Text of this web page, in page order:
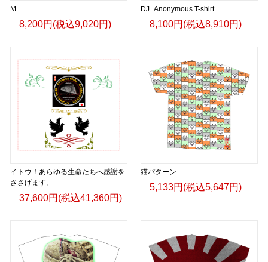
M
8,200円(税込9,020円)
DJ_Anonymous T-shirt
8,100円(税込8,910円)
イトウ！あらゆる生命たちへ感謝を
ささげます。
37,600円(税込41,360円)
猫パターン
5,133円(税込5,647円)